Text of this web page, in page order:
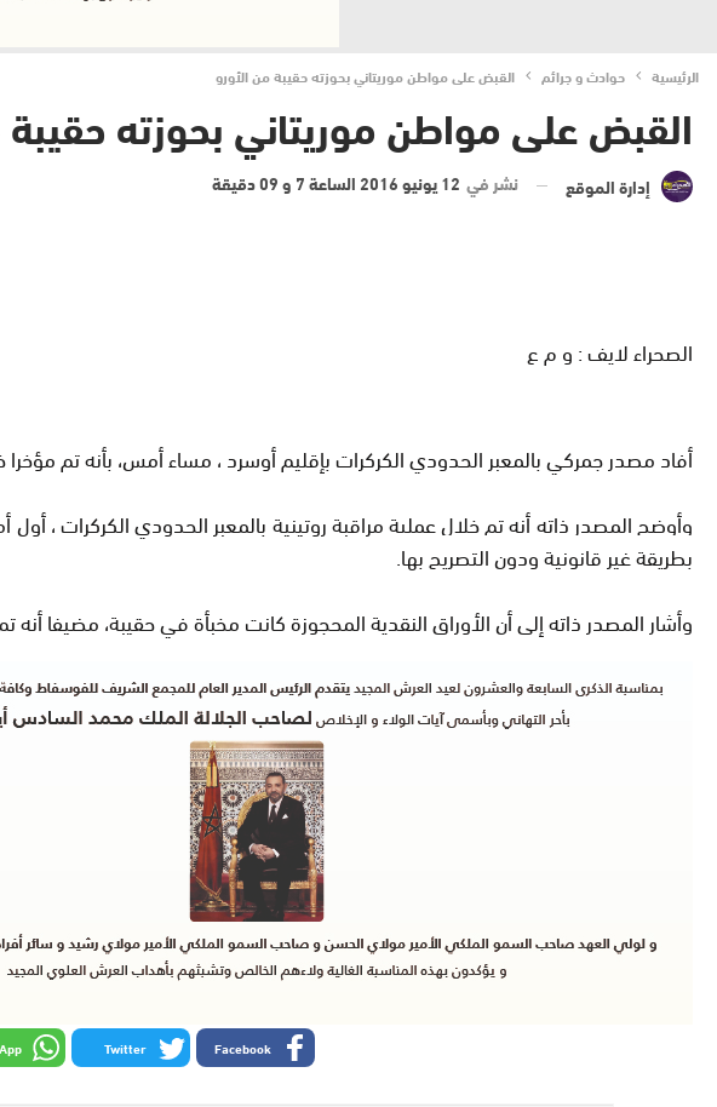
الرئيسية حوادث و جرائم القبض على مواطن موريتاني بحوزته حقيبة من الأورو
القبض على مواطن موريتاني بحوزته حقيبة
إدارة الموقع نشر في 12 يونيو 2016 الساعة 7 و 09 دقيقة
الصحراء لايف : و م ع
أفاد مصدر جمركي بالمعبر الحدودي الكركرات بإقليم أوسرد ، مساء أمس، بأنه تم مؤخرا خلال عملية مراقبة إحباط
بطريقة غير قانونية ودون التصريح بها.
وأشار المصدر ذاته إلى أن الأوراق النقدية المحجوزة كانت مخبأة في حقيبة، مضيفا
Facebook
Twitter